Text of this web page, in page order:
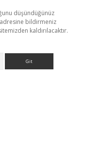
düşündüğünüz
adresine bildirmeniz
kaldırılacaktır.